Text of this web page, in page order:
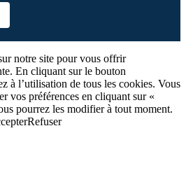
notre site pour vous offrir
En cliquant sur le bouton
à l’utilisation de tous les cookies. Vous
vos préférences en cliquant sur «
pourrez les modifier à tout moment.
Refuser